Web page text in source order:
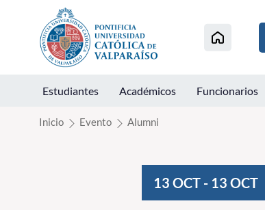
Click acá para ir directamente al contenido
Estudiantes Académicos Funcionarios
Inicio Evento Alumni
13 OCT - 13 OCT